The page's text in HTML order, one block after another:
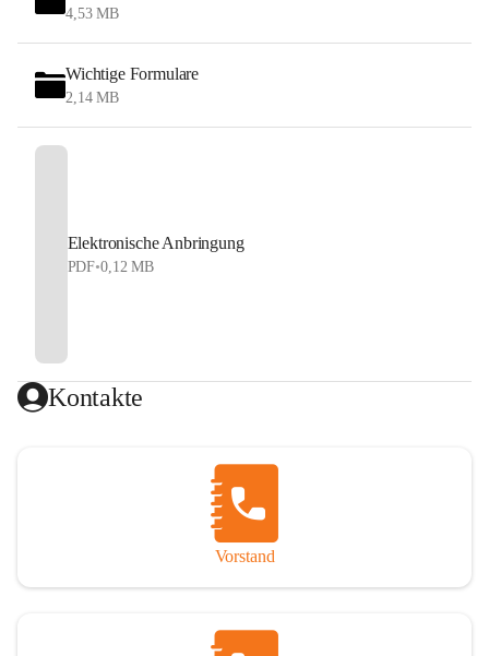
4,53 MB
Wichtige Formulare
2,14 MB
Elektronische Anbringung
PDF•0,12 MB
Kontakte
Vorstand